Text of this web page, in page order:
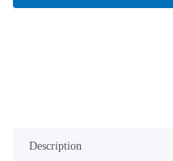
Description